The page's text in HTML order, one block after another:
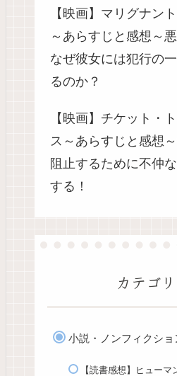
【映画】マリグナン
～あらすじと感想～
なぜ彼女には犯行の
るのか？
【映画】チケット・
ス～あらすじと感想
阻止するために不仲
する！
カテゴ
小説・ノンフィクショ
【読書感想】ヒューマ